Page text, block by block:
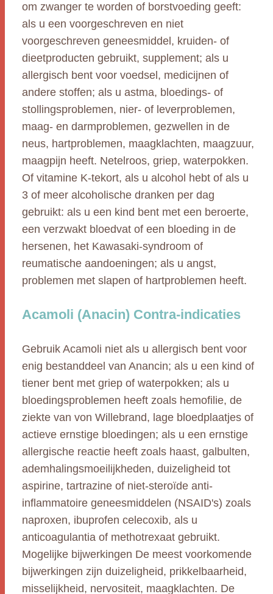
om zwanger te worden of borstvoeding geeft:
als u een voorgeschreven en niet
voorgeschreven geneesmiddel, kruiden- of
dieetproducten gebruikt, supplement; als u
allergisch bent voor voedsel, medicijnen of
andere stoffen; als u astma, bloedings- of
stollingsproblemen, nier- of leverproblemen,
maag- en darmproblemen, gezwellen in de
neus, hartproblemen, maagklachten, maagzuur,
maagpijn heeft. Netelroos, griep, waterpokken.
Of vitamine K-tekort, als u alcohol hebt of als u
3 of meer alcoholische dranken per dag
gebruikt: als u een kind bent met een beroerte,
een verzwakt bloedvat of een bloeding in de
hersenen, het Kawasaki-syndroom of
reumatische aandoeningen; als u angst,
problemen met slapen of hartproblemen heeft.
Acamoli (Anacin) Contra-indicaties
Gebruik Acamoli niet als u allergisch bent voor
enig bestanddeel van Anancin; als u een kind of
tiener bent met griep of waterpokken; als u
bloedingsproblemen heeft zoals hemofilie, de
ziekte van von Willebrand, lage bloedplaatjes of
actieve ernstige bloedingen; als u een ernstige
allergische reactie heeft zoals haast, galbulten,
ademhalingsmoeilijkheden, duizeligheid tot
aspirine, tartrazine of niet-steroïde anti-
inflammatoire geneesmiddelen (NSAID's) zoals
naproxen, ibuprofen celecoxib, als u
anticoagulantia of methotrexaat gebruikt.
Mogelijke bijwerkingen De meest voorkomende
bijwerkingen zijn duizeligheid, prikkelbaarheid,
misselijkheid, nervositeit, maagklachten. De